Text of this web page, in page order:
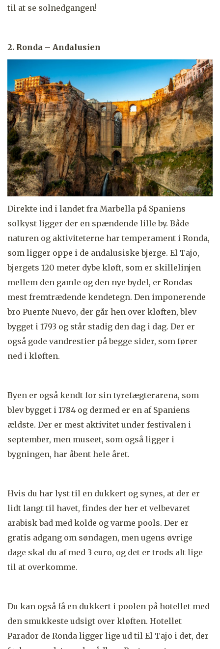
til at se solnedgangen!
2. Ronda – Andalusien
Direkte ind i landet fra Marbella på Spaniens
solkyst ligger der en spændende lille by. Både
naturen og aktiviteterne har temperament i Ronda,
som ligger oppe i de andalusiske bjerge. El Tajo,
bjergets 120 meter dybe kløft, som er skillelinjen
mellem den gamle og den nye bydel, er Rondas
mest fremtrædende kendetegn. Den imponerende
bro Puente Nuevo, der går hen over kløften, blev
bygget i 1793 og står stadig den dag i dag. Der er
også gode vandrestier på begge sider, som fører
ned i kløften.
Byen er også kendt for sin tyrefægterarena, som
blev bygget i 1784 og dermed er en af Spaniens
ældste. Der er mest aktivitet under festivalen i
september, men museet, som også ligger i
bygningen, har åbent hele året.
Hvis du har lyst til en dukkert og synes, at der er
lidt langt til havet, findes der her et velbevaret
arabisk bad med kolde og varme pools. Der er
gratis adgang om søndagen, men ugens øvrige
dage skal du af med 3 euro, og det er trods alt lige
til at overkomme.
Du kan også få en dukkert i poolen på hotellet med
den smukkeste udsigt over kløften. Hotellet
Parador de Ronda ligger lige ud til El Tajo i det, der